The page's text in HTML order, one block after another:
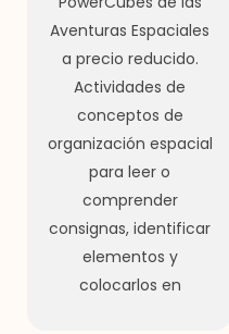
Aventuras Espaciales
a precio reducido.
Actividades de
conceptos de
organización espacial
para leer o
comprender
consignas, identificar
elementos y
colocarlos en